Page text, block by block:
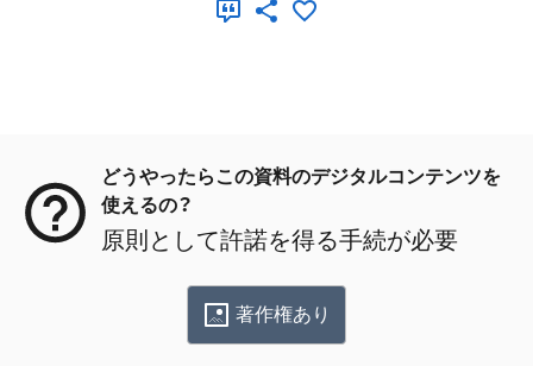
どうやったらこの資料のデジタルコンテンツを
使えるの？
原則として許諾を得る手続が必要
著作権あり